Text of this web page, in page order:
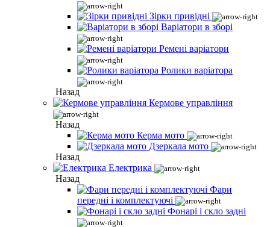
Зірки привідні
Варіатори в зборі
Ремені варіатори
Ролики варіатора
Назад
Кермове управління
Назад
Керма мото
Дзеркала мото
Назад
Електрика
Назад
Фари
передні і комплектуючі
Фонарі і скло задні